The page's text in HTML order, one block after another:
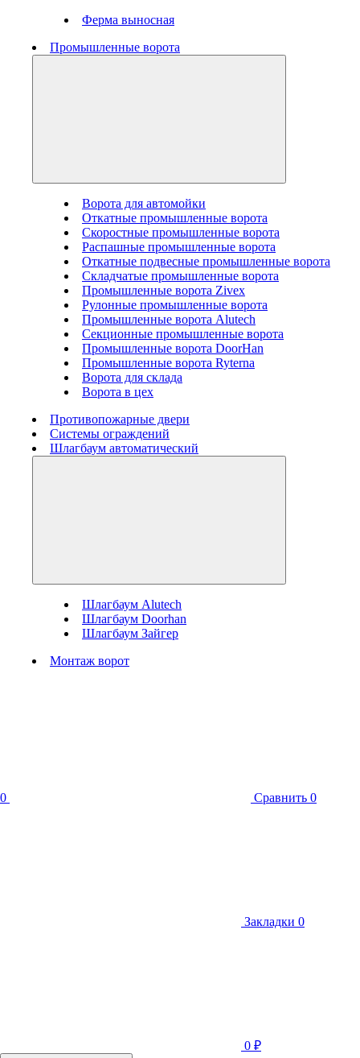
Ферма выносная
Промышленные ворота
Ворота для автомойки
Откатные промышленные ворота
Скоростные промышленные ворота
Распашные промышленные ворота
Откатные подвесные промышленные ворота
Складчатые промышленные ворота
Промышленные ворота Zivex
Рулонные промышленные ворота
Промышленные ворота Alutech
Секционные промышленные ворота
Промышленные ворота DoorHan
Промышленные ворота Ryterna
Ворота для склада
Ворота в цех
Противопожарные двери
Системы ограждений
Шлагбаум автоматический
Шлагбаум Alutech
Шлагбаум Doorhan
Шлагбаум Зайгер
Монтаж ворот
0 Сравнить 0
Закладки 0
0 ₽